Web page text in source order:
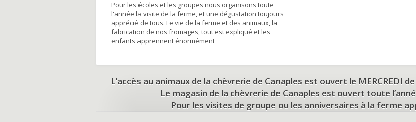
Pour les écoles et les groupes nous organisons toute
l'année la visite de la ferme, et une dégustation toujours
apprécié de tous. Le vie de la ferme et des animaux, la
fabrication de nos fromages, tout est expliqué et les
enfants apprennent énormément
L’accès au animaux de la chèvrerie de Canaples est ouvert le MERCREDI
Le magasin de la chèvrerie de Canaples est ouvert toute
Pour les visites de groupe ou les anniversaires à la ferme